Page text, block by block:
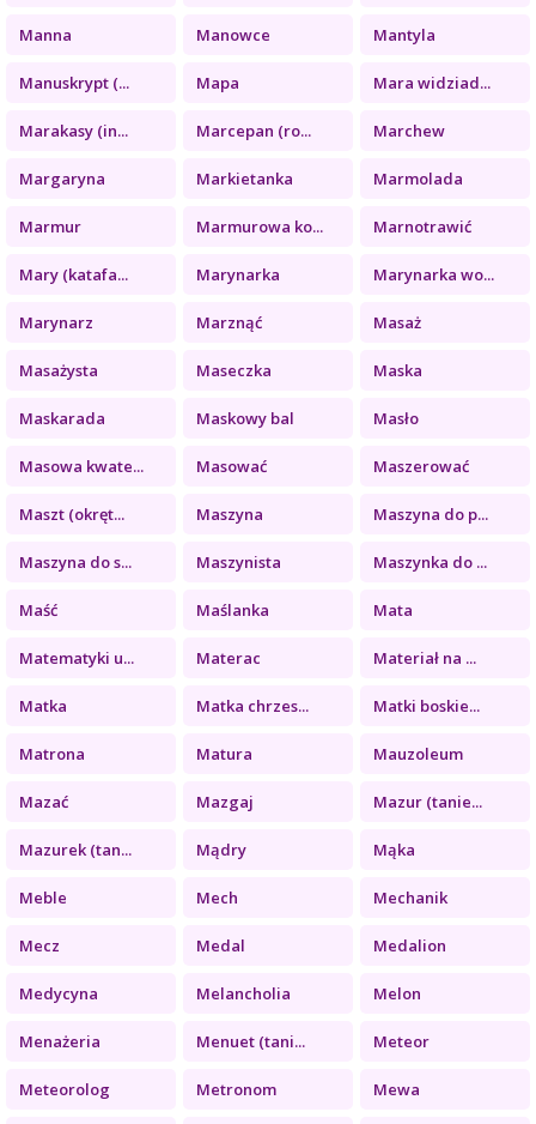
Manna Manowce Mantyla
Manuskrypt (... Mapa Mara widziad...
Marakasy (in... Marcepan (ro... Marchew
Margaryna Markietanka Marmolada
Marmur Marmurowa ko... Marnotrawić
Mary (katafa... Marynarka Marynarka wo...
Marynarz Marznąć Masaż
Masażysta Maseczka Maska
Maskarada Maskowy bal Masło
Masowa kwate... Masować Maszerować
Maszt (okręt... Maszyna Maszyna do p...
Maszyna do s... Maszynista Maszynka do ...
Maść Maślanka Mata
Matematyki u... Materac Materiał na ...
Matka Matka chrzes... Matki boskie...
Matrona Matura Mauzoleum
Mazać Mazgaj Mazur (tanie...
Mazurek (tan... Mądry Mąka
Meble Mech Mechanik
Mecz Medal Medalion
Medycyna Melancholia Melon
Menażeria Menuet (tani... Meteor
Meteorolog Metronom Mewa